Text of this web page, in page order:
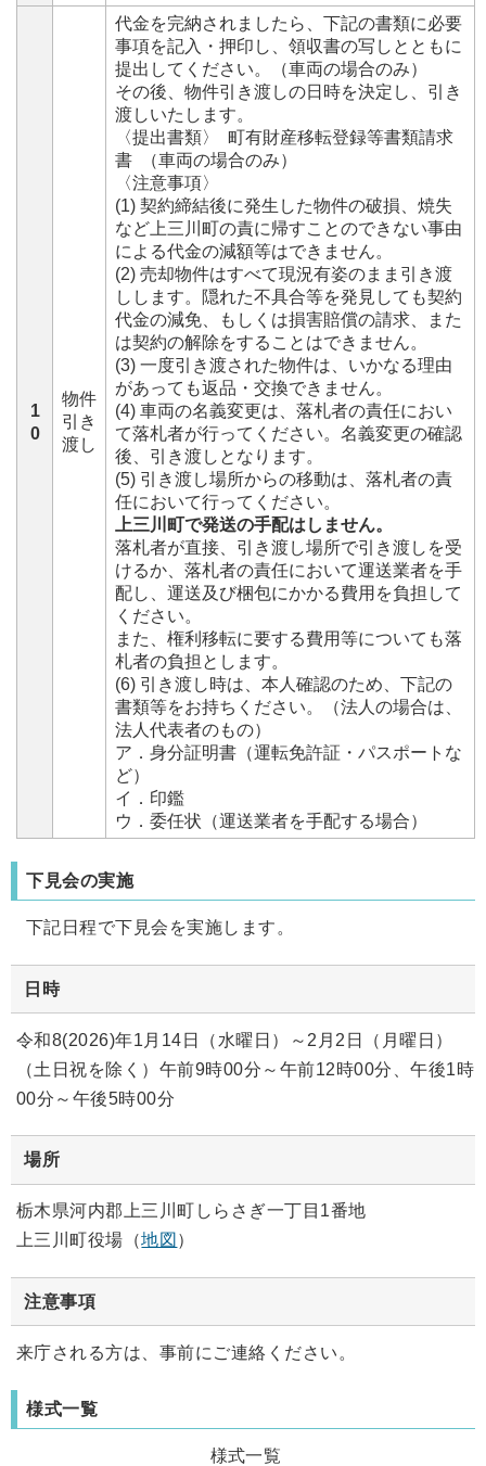
1
0
物件
引き
渡し
代金を完納されましたら、下記の書類に必要
事項を記入・押印し、領収書の写しとともに
提出してください。（車両の場合のみ）
その後、物件引き渡しの日時を決定し、引き
渡しいたします。
〈提出書類〉 町有財産移転登録等書類請求
書 （車両の場合のみ）
〈注意事項〉
(1) 契約締結後に発生した物件の破損、焼失
など上三川町の責に帰すことのできない事由
による代金の減額等はできません。
(2) 売却物件はすべて現況有姿のまま引き渡
しします。隠れた不具合等を発見しても契約
代金の減免、もしくは損害賠償の請求、また
は契約の解除をすることはできません。
(3) 一度引き渡された物件は、いかなる理由
があっても返品・交換できません。
(4) 車両の名義変更は、落札者の責任におい
て落札者が行ってください。名義変更の確認
後、引き渡しとなります。
(5) 引き渡し場所からの移動は、落札者の責
任において行ってください。
上三川町で発送の手配はしません。
落札者が直接、引き渡し場所で引き渡しを受
けるか、落札者の責任において運送業者を手
配し、運送及び梱包にかかる費用を負担して
ください。
また、権利移転に要する費用等についても落
札者の負担とします。
(6) 引き渡し時は、本人確認のため、下記の
書類等をお持ちください。（法人の場合は、
法人代表者のもの）
ア．身分証明書（運転免許証・パスポートな
ど）
イ．印鑑
ウ．委任状（運送業者を手配する場合）
下見会の実施
下記日程で下見会を実施します。
日時
令和8(2026)年1月14日（水曜日）～2月2日（月曜日）
（土日祝を除く）午前9時00分～午前12時00分、午後1時
00分～午後5時00分
場所
栃木県河内郡上三川町しらさぎ一丁目1番地
上三川町役場（地図 ）
注意事項
来庁される方は、事前にご連絡ください。
様式一覧
様式一覧